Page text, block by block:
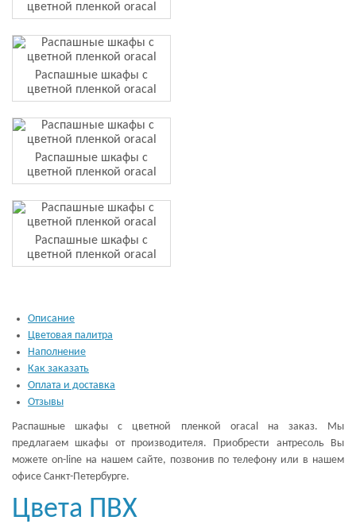
цветной пленкой oracal
Распашные шкафы с
цветной пленкой oracal
Распашные шкафы с
цветной пленкой oracal
Распашные шкафы с
цветной пленкой oracal
Описание
Цветовая палитра
Наполнение
Как заказать
Оплата и доставка
Отзывы
Распашные шкафы с цветной пленкой oracal на заказ. Мы
предлагаем шкафы от производителя. Приобрести антресоль Вы
можете on-line на нашем сайте, позвонив по телефону или в нашем
офисе Санкт-Петербурге.
Цвета ПВХ